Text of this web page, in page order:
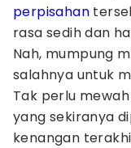
perpisahan
rasa sedih dan
Nah, mumpung
salahnya untuk
Tak perlu
yang sekiranya
kenangan